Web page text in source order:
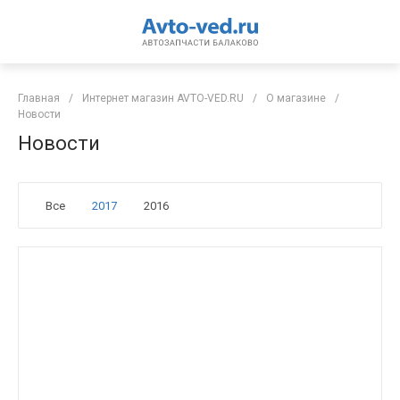
Главная / Интернет магазин AVTO-VED.RU / О магазине
/
Новости
Новости
Все 2017 2016